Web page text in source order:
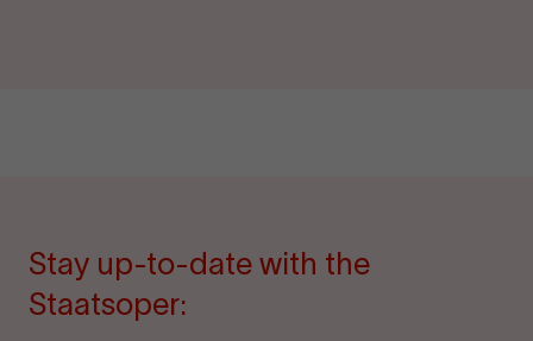
Stay up-to-date with the
Staatsoper: